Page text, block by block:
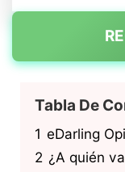
Tabla De
1 eDarling
2 ¿A quién